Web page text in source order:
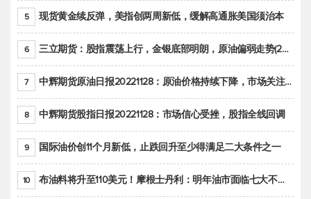
5 现货黄金续反弹，美指创两周新低，缓解高通胀美国须治本
6 三立期货：股指震荡上行，金银底部明朗，原油偏弱走势(20221128收评)
7 中辉期货原油日报20221128：原油价格持续下降，市场关注OPEC+新一轮产能政策
8 中辉期货股指日报20221128：市场信心受挫，股指全线回调
9 国际油价创11个月新低，止跌回升至少得满足二大条件之一
10 布油料将升至110美元！摩根士丹利：明年油市面临七大不确定性